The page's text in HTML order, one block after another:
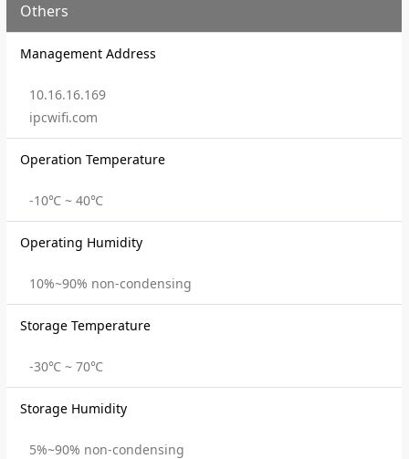
Others
Management Address
10.16.16.169
ipcwifi.com
Operation Temperature
-10℃ ~ 40℃
Operating Humidity
10%~90% non-condensing
Storage Temperature
-30℃ ~ 70℃
Storage Humidity
5%~90% non-condensing